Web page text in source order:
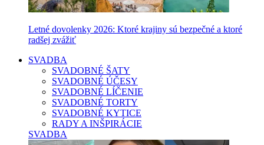
Letné dovolenky 2026: Ktoré krajiny sú bezpečné a ktoré
radšej zvážiť
SVADBA
SVADOBNÉ ŠATY
SVADOBNÉ ÚČESY
SVADOBNÉ LÍČENIE
SVADOBNÉ TORTY
SVADOBNÉ KYTICE
RADY A INŠPIRÁCIE
SVADBA